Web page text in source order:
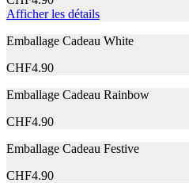
COPOLYMER
Afficher les détails
Emballage Cadeau White
CHF4.90
Emballage Cadeau Rainbow
CHF4.90
Emballage Cadeau Festive
CHF4.90